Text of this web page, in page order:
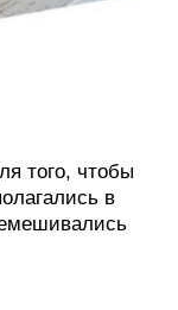
того, чтобы
в